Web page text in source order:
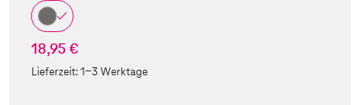
18,95 €
Lieferzeit:1-3 Werktage